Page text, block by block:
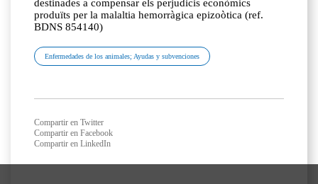
destinades a compensar els perjudicis econòmics
produïts per la malaltia hemorràgica epizoòtica (ref.
BDNS 854140)
Enfermedades de los animales; Ayudas y subvenciones
Compartir en Twitter
Compartir en Facebook
Compartir en LinkedIn